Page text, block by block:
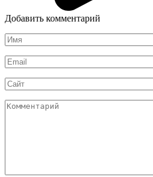
Добавить комментарий
Имя
*
Email
*
Сайт
Комментарий